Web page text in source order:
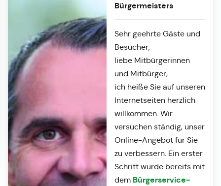
Bürgermeisters
Sehr geehrte Gäste und
Besucher,
liebe Mitbürgerinnen
und Mitbürger,
ich heiße Sie auf unseren
Internetseiten herzlich
willkommen. Wir
versuchen ständig, unser
Online-Angebot für Sie
zu verbessern. Ein erster
Schritt wurde bereits mit
dem Bürgerservice-